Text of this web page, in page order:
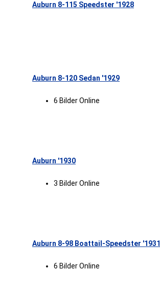
Auburn 8-115 Speedster '1928
Auburn 8-120 Sedan '1929
6 Bilder Online
Auburn '1930
3 Bilder Online
Auburn 8-98 Boattail-Speedster '1931
6 Bilder Online